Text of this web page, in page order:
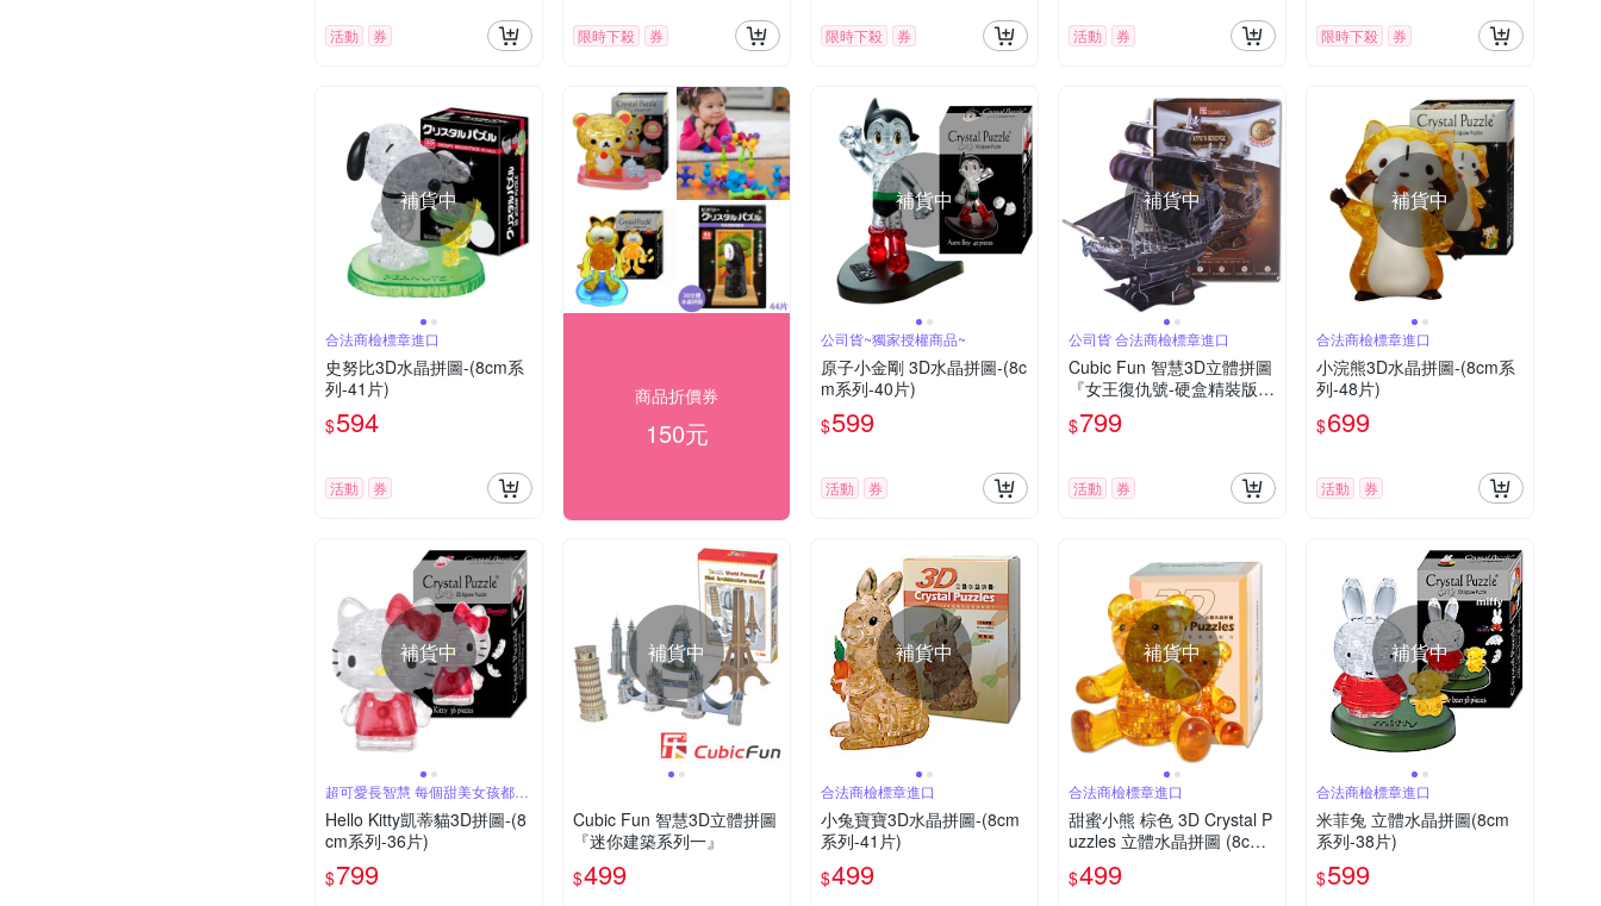
活動 券 限時下殺 券 限時下殺 券 活動 券 限時下殺 券
補貨中
合法商檢標章進口
史努比3D水晶拼圖-(8cm系
列-41片)
$594
活動 券
商品折價券
150元
補貨中
公司貨~獨家授權商品~
原子小金剛 3D水晶拼圖-(8c
m系列-40片)
$599
活動 券
補貨中
公司貨 合法商檢標章進口
Cubic Fun 智慧3D立體拼圖
『女王復仇號-硬盒精裝版』
(155片)
$799
活動 券
補貨中
合法商檢標章進口
小浣熊3D水晶拼圖-(8cm系
列-48片)
$699
活動 券
補貨中
超可愛長智慧 每個甜美女孩都愛
喔
Hello Kitty凱蒂貓3D拼圖-(8
cm系列-36片)
$799
補貨中
Cubic Fun 智慧3D立體拼圖
『迷你建築系列一』
$499
補貨中
合法商檢標章進口
小兔寶寶3D水晶拼圖-(8cm
系列-41片)
$499
補貨中
合法商檢標章進口
甜蜜小熊 棕色 3D Crystal P
uzzles 立體水晶拼圖 (8cm
系列-41片)
$499
補貨中
合法商檢標章進口
米菲兔 立體水晶拼圖(8cm
系列-38片)
$599